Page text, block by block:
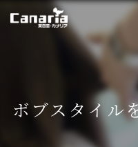
ボブスタイル